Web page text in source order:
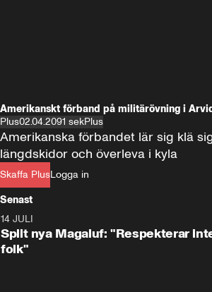
Amerikanskt förband på militärövning i
Plus02.04.2091 sekPlus
Skaffa PlusLogga in
Amerikanska förbandet lär sig klä
längdskidor och överleva i kyla
Senast
14 JULI
Split nya Magaluf: "Respekterar
folk"